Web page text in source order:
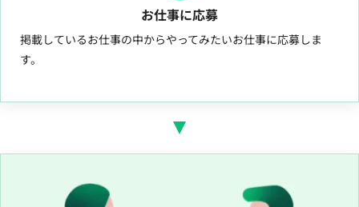
お仕事に応募
掲載しているお仕事の中からやってみたいお仕事に応募しま
す。